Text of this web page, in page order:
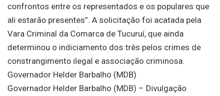
confrontos entre os representados e os populares que
ali estarão presentes”. A solicitação foi acatada pela
Vara Criminal da Comarca de Tucuruí, que ainda
determinou o indiciamento dos três pelos crimes de
constrangimento ilegal e associação criminosa.
Governador Helder Barbalho (MDB)
Governador Helder Barbalho (MDB) – Divulgação